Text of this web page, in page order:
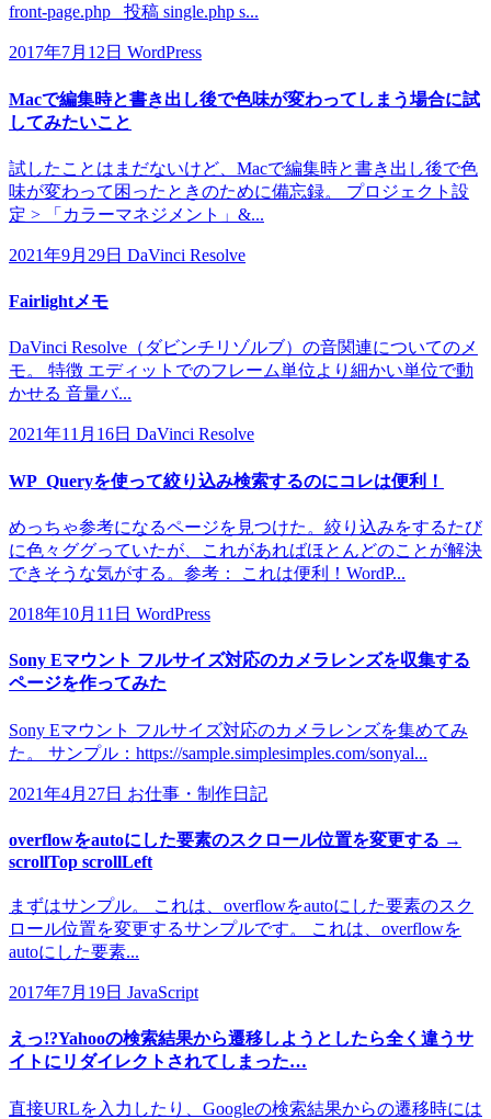
front-page.php 投稿 single.php s...
2017年7月12日 WordPress
Macで編集時と書き出し後で色味が変わってしまう場合に試
してみたいこと
試したことはまだないけど、Macで編集時と書き出し後で色
味が変わって困ったときのために備忘録。 プロジェクト設
定 > 「カラーマネジメント」&...
2021年9月29日 DaVinci Resolve
Fairlightメモ
DaVinci Resolve（ダビンチリゾルブ）の音関連についてのメ
モ。 特徴 エディットでのフレーム単位より細かい単位で動
かせる 音量バ...
2021年11月16日 DaVinci Resolve
WP_Queryを使って絞り込み検索するのにコレは便利！
めっちゃ参考になるページを見つけた。絞り込みをするたび
に色々ググっていたが、これがあればほとんどのことが解決
できそうな気がする。参考： これは便利！WordP...
2018年10月11日 WordPress
Sony Eマウント フルサイズ対応のカメラレンズを収集する
ページを作ってみた
Sony Eマウント フルサイズ対応のカメラレンズを集めてみ
た。 サンプル：https://sample.simplesimples.com/sonyal...
2021年4月27日 お仕事・制作日記
overflowをautoにした要素のスクロール位置を変更する →
scrollTop scrollLeft
まずはサンプル。 これは、overflowをautoにした要素のスク
ロール位置を変更するサンプルです。 これは、overflowを
autoにした要素...
2017年7月19日 JavaScript
えっ!?Yahooの検索結果から遷移しようとしたら全く違うサ
イトにリダイレクトされてしまった…
直接URLを入力したり、Googleの検索結果からの遷移時には